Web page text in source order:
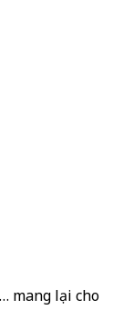
mang lại cho